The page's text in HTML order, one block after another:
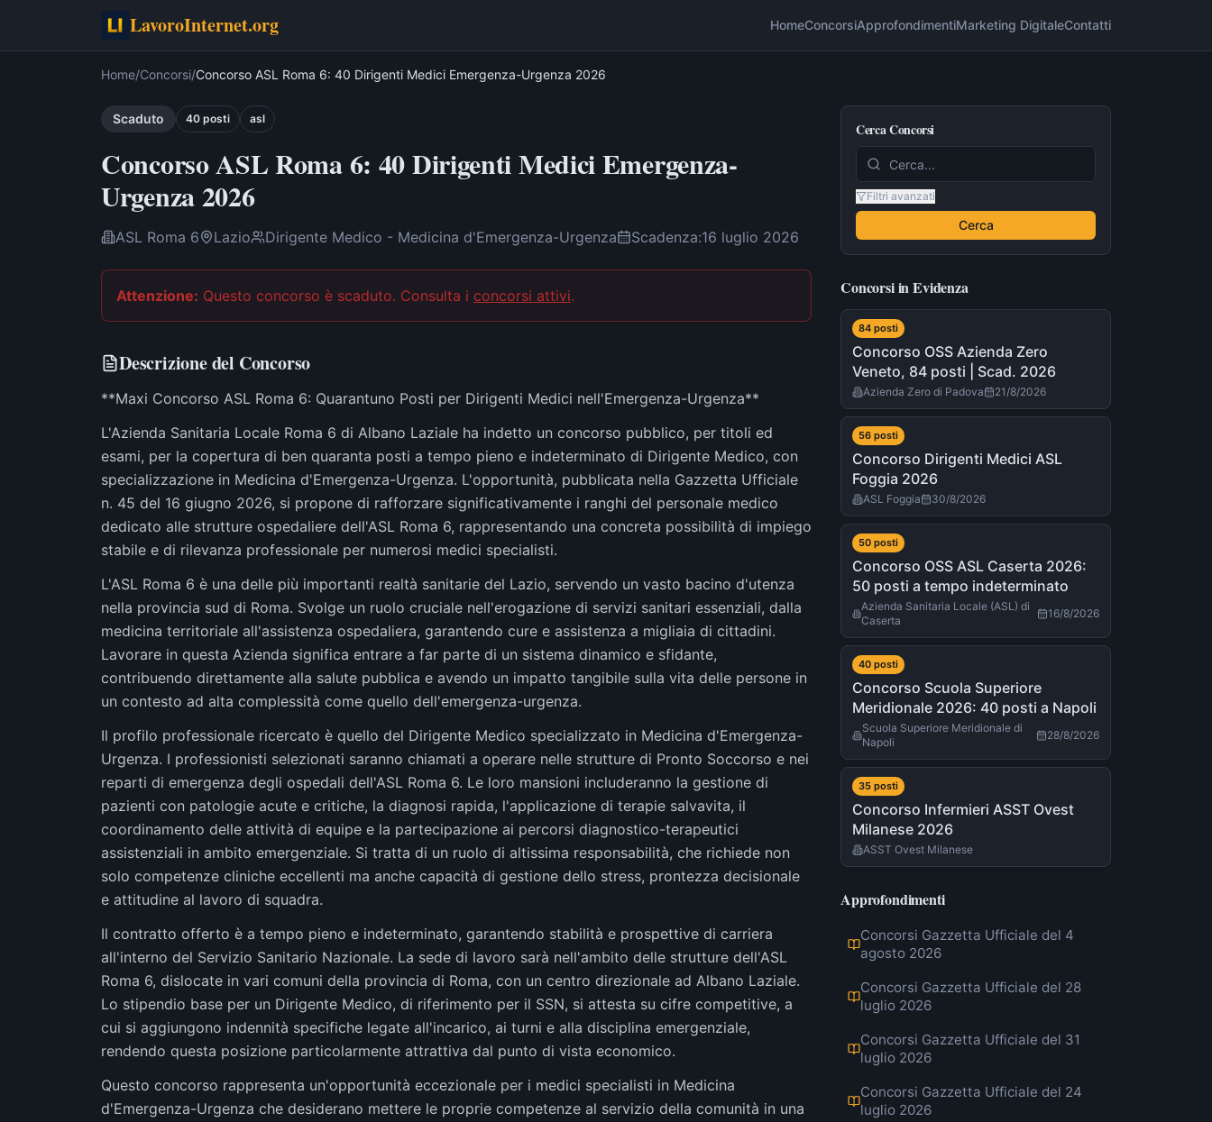
LavoroInternet.org HomeConcorsiApprofondimentiMarketing DigitaleContatti
Home/Concorsi/Concorso ASL Roma 6: 40 Dirigenti Medici Emergenza-Urgenza 2026
Scaduto 40 posti asl
Concorso ASL Roma 6: 40 Dirigenti Medici Emergenza-
Urgenza 2026
ASL Roma 6 Lazio Dirigente Medico - Medicina d'Emergenza-Urgenza Scadenza:16 luglio 2026
Attenzione: Questo concorso è scaduto. Consulta i concorsi attivi.
Descrizione del Concorso
**Maxi Concorso ASL Roma 6: Quarantuno Posti per Dirigenti Medici nell'Emergenza-Urgenza**
L'Azienda Sanitaria Locale Roma 6 di Albano Laziale ha indetto un concorso pubblico, per titoli ed
esami, per la copertura di ben quaranta posti a tempo pieno e indeterminato di Dirigente Medico, con
specializzazione in Medicina d'Emergenza-Urgenza. L'opportunità, pubblicata nella Gazzetta Ufficiale
n. 45 del 16 giugno 2026, si propone di rafforzare significativamente i ranghi del personale medico
dedicato alle strutture ospedaliere dell'ASL Roma 6, rappresentando una concreta possibilità di impiego
stabile e di rilevanza professionale per numerosi medici specialisti.
L'ASL Roma 6 è una delle più importanti realtà sanitarie del Lazio, servendo un vasto bacino d'utenza
nella provincia sud di Roma. Svolge un ruolo cruciale nell'erogazione di servizi sanitari essenziali, dalla
medicina territoriale all'assistenza ospedaliera, garantendo cure e assistenza a migliaia di cittadini.
Lavorare in questa Azienda significa entrare a far parte di un sistema dinamico e sfidante,
contribuendo direttamente alla salute pubblica e avendo un impatto tangibile sulla vita delle persone in
un contesto ad alta complessità come quello dell'emergenza-urgenza.
Il profilo professionale ricercato è quello del Dirigente Medico specializzato in Medicina d'Emergenza-
Urgenza. I professionisti selezionati saranno chiamati a operare nelle strutture di Pronto Soccorso e nei
reparti di emergenza degli ospedali dell'ASL Roma 6. Le loro mansioni includeranno la gestione di
pazienti con patologie acute e critiche, la diagnosi rapida, l'applicazione di terapie salvavita, il
coordinamento delle attività di equipe e la partecipazione ai percorsi diagnostico-terapeutici
assistenziali in ambito emergenziale. Si tratta di un ruolo di altissima responsabilità, che richiede non
solo competenze cliniche eccellenti ma anche capacità di gestione dello stress, prontezza decisionale
e attitudine al lavoro di squadra.
Il contratto offerto è a tempo pieno e indeterminato, garantendo stabilità e prospettive di carriera
all'interno del Servizio Sanitario Nazionale. La sede di lavoro sarà nell'ambito delle strutture dell'ASL
Roma 6, dislocate in vari comuni della provincia di Roma, con un centro direzionale ad Albano Laziale.
Lo stipendio base per un Dirigente Medico, di riferimento per il SSN, si attesta su cifre competitive, a
cui si aggiungono indennità specifiche legate all'incarico, ai turni e alla disciplina emergenziale,
rendendo questa posizione particolarmente attrattiva dal punto di vista economico.
Questo concorso rappresenta un'opportunità eccezionale per i medici specialisti in Medicina
d'Emergenza-Urgenza che desiderano mettere le proprie competenze al servizio della comunità in una
Cerca Concorsi
Filtri avanzati
Cerca
Concorsi in Evidenza
84 posti
Concorso OSS Azienda Zero
Veneto, 84 posti | Scad. 2026
Azienda Zero di Padova 21/8/2026
56 posti
Concorso Dirigenti Medici ASL
Foggia 2026
ASL Foggia 30/8/2026
50 posti
Concorso OSS ASL Caserta 2026:
50 posti a tempo indeterminato
Azienda Sanitaria Locale (ASL) di
Caserta
16/8/2026
40 posti
Concorso Scuola Superiore
Meridionale 2026: 40 posti a Napoli
Scuola Superiore Meridionale di
Napoli
28/8/2026
35 posti
Concorso Infermieri ASST Ovest
Milanese 2026
ASST Ovest Milanese
Approfondimenti
Concorsi Gazzetta Ufficiale del 4
agosto 2026
Concorsi Gazzetta Ufficiale del 28
luglio 2026
Concorsi Gazzetta Ufficiale del 31
luglio 2026
Concorsi Gazzetta Ufficiale del 24
luglio 2026